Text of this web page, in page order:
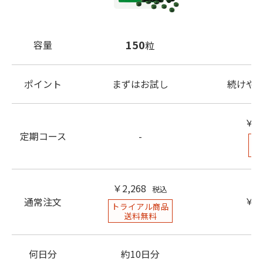
容量 150粒
ポイント まずはお試し 続けや
定期コース -
￥
通常注文
￥2,268 税込
トライアル商品
送料無料
￥
何日分 約10日分